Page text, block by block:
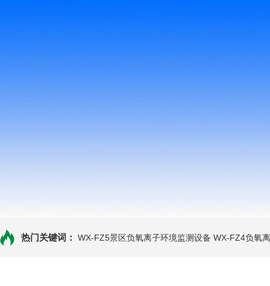
热门关键词： WX-FZ5景区负氧离子环境监测设备 WX-FZ4负氧